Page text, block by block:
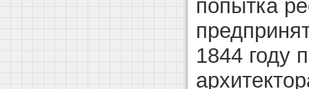
попытка
1844 году